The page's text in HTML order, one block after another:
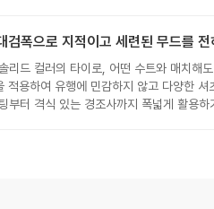
폭으로 지적이고 세련된 무드를 전
리드 컬러의 타이로, 어떤 수트와 매치해
용하여 유행에 민감하지 않고 다양한
부터 격식 있는 경조사까지 폭넓게 활용